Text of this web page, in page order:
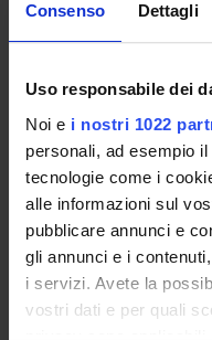
Consenso Dettagli
Uso responsabile dei
Noi e i nostri 1022
personali, ad esempio
tecnologie come i
alle informazioni sul
pubblicare annunci e
gli annunci e i
i servizi. Avete la
vostri dati e per quali
privacy sono applicabili
OFFERTA FORMATIVA
SUPERIORE
Contatti
Persone
Luoghi
Calendario